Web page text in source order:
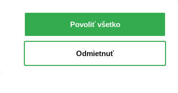
Povoliť všetko
Odmietnuť